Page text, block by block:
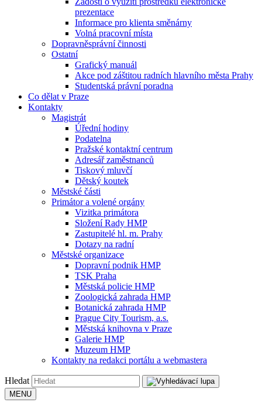
prezentace
Informace pro klienta směnárny
Volná pracovní místa
Dopravněsprávní činnosti
Ostatní
Grafický manuál
Akce pod záštitou radních hlavního města Prahy
Studentská právní poradna
Co dělat v Praze
Kontakty
Magistrát
Úřední hodiny
Podatelna
Pražské kontaktní centrum
Adresář zaměstnanců
Tiskový mluvčí
Dětský koutek
Městské části
Primátor a volené orgány
Vizitka primátora
Složení Rady HMP
Zastupitelé hl. m. Prahy
Dotazy na radní
Městské organizace
Dopravní podnik HMP
TSK Praha
Městská policie HMP
Zoologická zahrada HMP
Botanická zahrada HMP
Prague City Tourism, a.s.
Městská knihovna v Praze
Galerie HMP
Muzeum HMP
Kontakty na redakci portálu a webmastera
Hledat
MENU